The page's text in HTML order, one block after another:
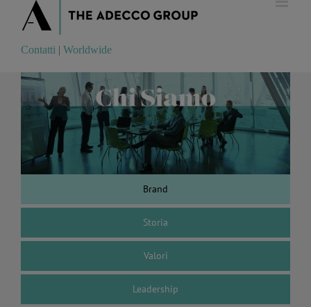
Contatti Worldwide
Contatti | Worldwide
Brand
Storia
Valori
Leadership